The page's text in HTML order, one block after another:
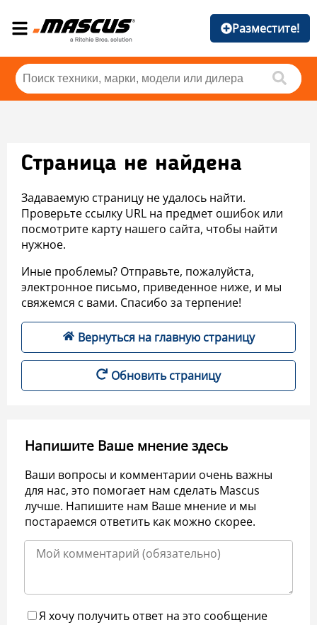
Разместите!
Страница не найдена
Задаваемую страницу не удалось найти.
Проверьте ссылку URL на предмет ошибок или
посмотрите карту нашего сайта, чтобы найти
нужное.
Иные проблемы? Отправьте, пожалуйста,
электронное письмо, приведенное ниже, и мы
свяжемся с вами. Спасибо за терпение!
Вернуться на главную страницу
Обновить страницу
Напишите Ваше мнение здесь
Ваши вопросы и комментарии очень важны
для нас, это помогает нам сделать Mascus
лучше. Напишите нам Ваше мнение и мы
постараемся ответить как можно скорее.
Я хочу получить ответ на это сообщение